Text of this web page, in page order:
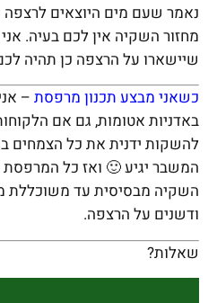
נאמר שעם מים היוצאים
מחזור השקיה אין לכם בעיה.
שיישארו על הרצפה כן תהיה
כשאני מבצע תכנון מרפסת –
באדניות אטומות, גם אם
להשקות ידנית את כל הצמחים
המשבר יגיע 🙂 ואז כל
השקיה מבסיסית עד משוכללת
ודשנים על הרצפה.
שאלות?